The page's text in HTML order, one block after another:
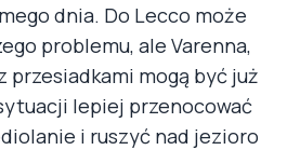
dnia. Do Lecco może
problemu, ale Varenna,
przesiadkami mogą być już
lepiej przenocować
i ruszyć nad jezioro